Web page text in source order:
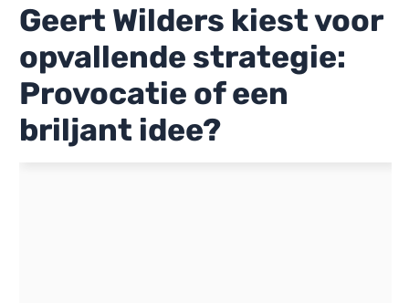
Geert Wilders kiest voor
opvallende strategie:
Provocatie of een
briljant idee?